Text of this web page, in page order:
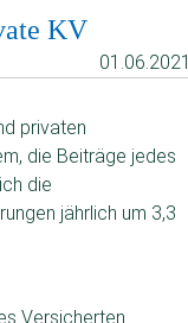
KV
01.06.2021
privaten
die Beiträge jedes
die
jährlich um 3,3
Versicherten